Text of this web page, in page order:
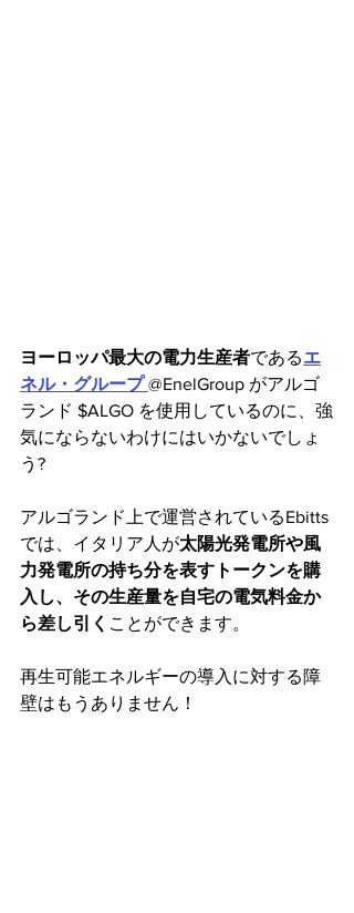
ヨーロッパ最大の電力生産者であるエ
ネル・グループ @EnelGroup がアルゴ
ランド $ALGO を使用しているのに、強
気にならないわけにはいかないでしょ
う?
アルゴランド上で運営されているEbitts
では、イタリア人が太陽光発電所や風
力発電所の持ち分を表すトークンを購
入し、その生産量を自宅の電気料金か
ら差し引く ことができます。
再生可能エネルギーの導入に対する障
壁はもうありません！